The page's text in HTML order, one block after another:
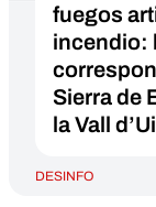
fuegos
incendio:
Sierra de
la Vall
DESINFO